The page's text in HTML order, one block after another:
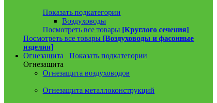
Показать подкатегории
Воздуховоды
Посмотреть все товары [Круглого сечения]
Посмотреть все товары [Воздуховоды и фасонные
изделия]
Огнезащита
Показать подкатегории
Огнезащита
Огнезащита воздуховодов
Огнезащита металлоконструкций